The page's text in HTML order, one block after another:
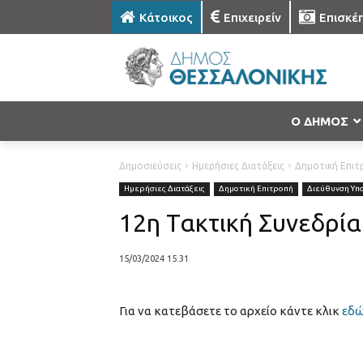
Κάτοικος Επιχειρείν
Ο ΔΗΜΟΣ
Δημοσιεύσεις Ημερήσιες Διατάξεις Δημοτική
Ημερήσιες Διατάξεις Δημοτική Επιτροπή Διεύθυνση
12η Τακτική
15/03/2024 15:31
Για να κατεβάσετε το αρχείο κάντε κλικ